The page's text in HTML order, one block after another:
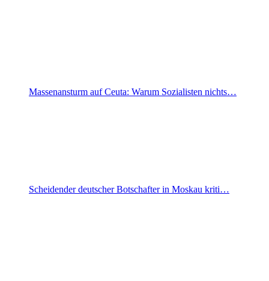
Massenansturm auf Ceuta: Warum Sozialisten nichts…
Scheidender deutscher Botschafter in Moskau kriti…